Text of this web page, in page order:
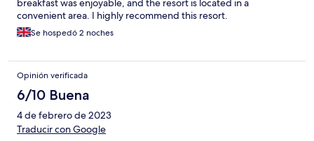
breakfast was enjoyable, and the resort is located in a
convenient area. I highly recommend this resort.
Se hospedó 2 noches
Opinión verificada
6/10 Buena
4 de febrero de 2023
Traducir con Google